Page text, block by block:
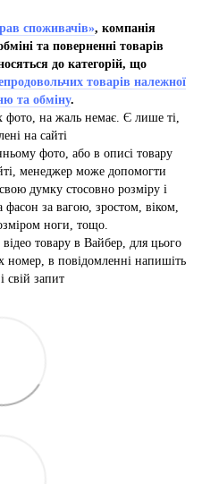
споживачів», компанія
та поверненні товарів
до категорій, що
товарів належної
та обміну.
фото, на жаль немає. Є лише ті,
на сайті
фото, або в описі товару
менеджер може допомогти
думку стосовно розміру і
фасон за вагою, зростом, віком,
ноги, тощо.
товару в Вайбер, для цього
номер, в повідомленні напишіть
свій запит